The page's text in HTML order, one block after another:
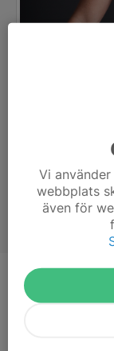
Position
Vi
webbplats
även för